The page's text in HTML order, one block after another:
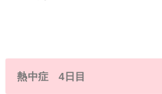
熱中症 4日目